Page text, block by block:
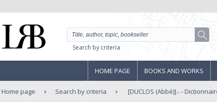
Search by criteria
HOME PAGE BOOKS AND WORKS
Home page Search by criteria [DUCLOS (Abbé)].- -